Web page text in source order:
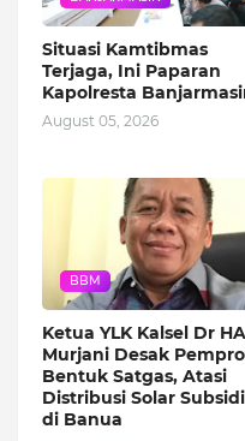
Situasi Kamtibmas
Terjaga, Ini Paparan
Kapolresta
August 05, 2026
BBM
Ketua YLK Kalsel Dr HA
Murjani Desak
Bentuk Satgas, Atasi
Distribusi Solar Subsidi
di Banua